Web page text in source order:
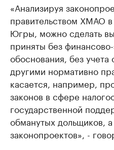
«Анализируя
правительством ХМАО
Югры, можно сделать
приняты без
обоснования, без учета
другими нормативно
касается, например,
законов в сфере
государственной
обманутых дольщиков,
законопроектов», -